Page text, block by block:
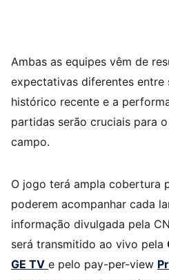
Ambas as equipes vêm de
expectativas diferentes entre
histórico recente e a
partidas serão cruciais para
campo.
O jogo terá ampla cobertura
poderem acompanhar cada
informação divulgada pela
será transmitido ao vivo pela
GE TV e pelo pay-per-view